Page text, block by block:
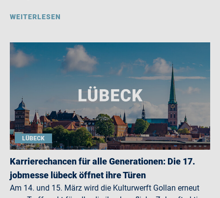
WEITERLESEN
LÜBECK
Karrierechancen für alle Generationen: Die 17.
jobmesse lübeck öffnet ihre Türen
Am 14. und 15. März wird die Kulturwerft Gollan erneut